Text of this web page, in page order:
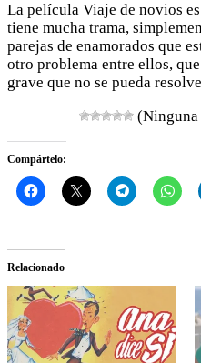
La película Viaje de novios
tiene mucha trama,
parejas de enamorados que
otro problema entre ellos,
grave que no se pueda
Compártelo:
Relacionado